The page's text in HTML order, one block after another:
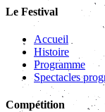
Le Festival
Accueil
Histoire
Programme
Spectacles
Compétition